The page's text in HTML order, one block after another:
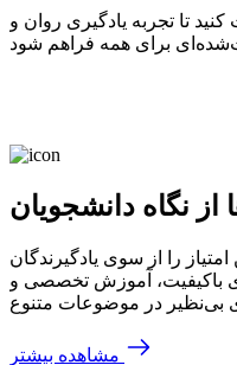
تا تجربه یادگیری روان و
از نگاه دانشجویان
امتیاز را از سوی یادگیرندگان
باکیفیت، آموزش تخصصی و
مشاهده بیشتر